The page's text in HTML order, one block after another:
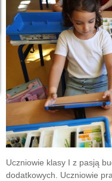
Uczniowie klasy I z pasją
dodatkowych. Uczniowie